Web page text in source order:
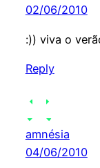
02/06/2010
:)) viva o
Reply
amnésia
04/06/2010